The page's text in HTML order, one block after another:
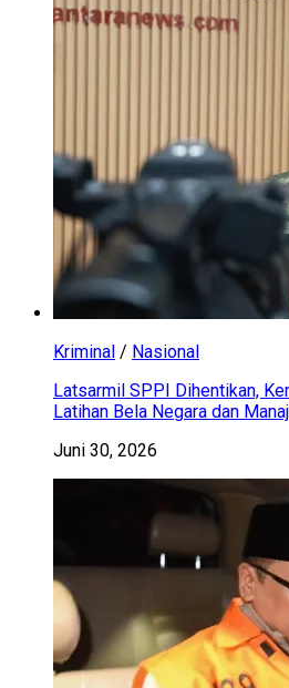
Kriminal / Nasional
Latsarmil SPPI Dihentikan,
Latihan Bela Negara dan
Juni 30, 2026